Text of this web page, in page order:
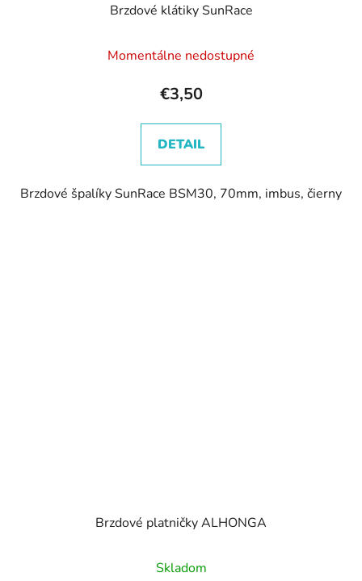
Brzdové klátiky SunRace
Momentálne nedostupné
€3,50
DETAIL
Brzdové špalíky SunRace BSM30, 70mm, imbus, čierny
Brzdové platničky ALHONGA
Skladom